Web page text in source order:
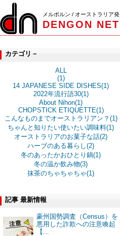
メルボルン / オーストラリア発
DENGON NET
カテゴリ－
ALL
(1)
14 JAPANESE SIDE DISHES(1)
2022年流行語30(1)
About Nihon(1)
CHOPSTICK ETIQUETTE(1)
こんなものまでオーストラリアン？(1)
ちゃんと知りたい使いたい調味料(1)
オーストラリアのお菓子な話(2)
ハーブのある暮らし(2)
冬のあったかおひとり鍋(1)
冬の温か飲み物(3)
抹茶のちゃちゃちゃ(1)
記事 最新情報
豪州国勢調査（Census）を
悪用した詐欺への注意喚起
【...